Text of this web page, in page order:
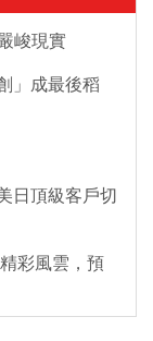
峻現實
」成最後稻
日頂級客戶切
彩風雲，預